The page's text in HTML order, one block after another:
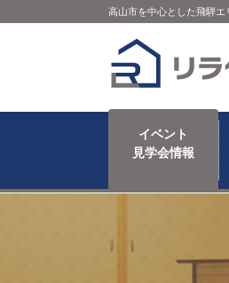
高山市を中心とした飛騨
イベント
見学会情報